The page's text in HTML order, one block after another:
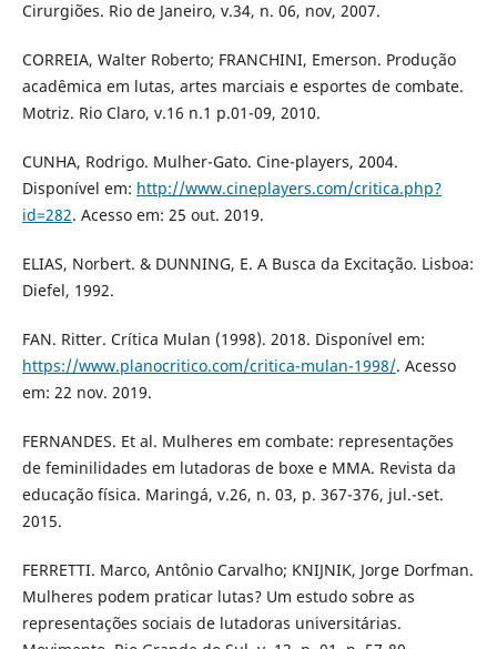
Cirurgiões. Rio de Janeiro, v.34, n. 06, nov, 2007.
CORREIA, Walter Roberto; FRANCHINI, Emerson. Produção
acadêmica em lutas, artes marciais e esportes de combate.
Motriz. Rio Claro, v.16 n.1 p.01-09, 2010.
CUNHA, Rodrigo. Mulher-Gato. Cine-players, 2004.
Disponível em: http://www.cineplayers.com/critica.php?
id=282. Acesso em: 25 out. 2019.
ELIAS, Norbert. & DUNNING, E. A Busca da Excitação. Lisboa:
Diefel, 1992.
FAN. Ritter. Crítica Mulan (1998). 2018. Disponível em:
https://www.planocritico.com/critica-mulan-1998/. Acesso
em: 22 nov. 2019.
FERNANDES. Et al. Mulheres em combate: representações
de feminilidades em lutadoras de boxe e MMA. Revista da
educação física. Maringá, v.26, n. 03, p. 367-376, jul.-set.
2015.
FERRETTI. Marco, Antônio Carvalho; KNIJNIK, Jorge Dorfman.
Mulheres podem praticar lutas? Um estudo sobre as
representações sociais de lutadoras universitárias.